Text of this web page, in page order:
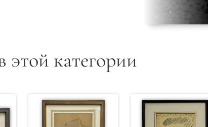
этой категории